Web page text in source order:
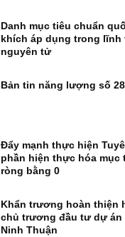
Danh mục tiêu chuẩn
khích áp dụng trong
nguyên tử
Bản tin năng lượng số
Đẩy mạnh thực hiện
phần hiện thực hóa mục
ròng bằng 0
Khẩn trương hoàn thiện
chủ trương đầu tư dự án
Ninh Thuận